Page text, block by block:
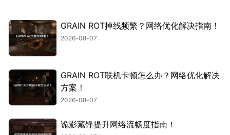
GRAIN ROT掉线频繁？网络优化解决指南！
2026-08-07
GRAIN ROT联机卡顿怎么办？网络优化解决
方案！
2026-08-07
诡影藏锋提升网络流畅度指南！